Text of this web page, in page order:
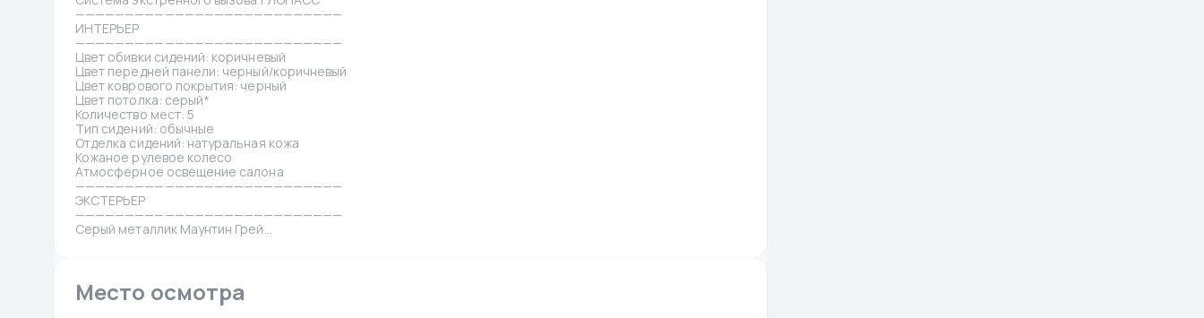
———————————————————————————
ИНТЕРЬЕР
———————————————————————————
Цвет обивки сидений: коричневый
Цвет передней панели: черный/коричневый
Цвет коврового покрытия: черный
Цвет потолка: серый*
Количество мест: 5
Тип сидений: обычные
Отделка сидений: натуральная кожа
Кожаное рулевое колесо
Атмосферное освещение салона
———————————————————————————
ЭКСТЕРЬЕР
———————————————————————————
Серый металлик Маунтин Грей...
Место осмотра